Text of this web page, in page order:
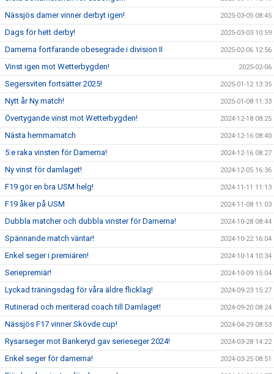
Nässjös damer vinner derbyt igen! 2025-03-05 08:45
Dags för hett derby! 2025-03-03 10:59
Damerna fortfarande obesegrade i division II 2025-02-06 12:56
Vinst igen mot Wetterbygden! 2025-02-06
Segersviten fortsätter 2025! 2025-01-12 13:35
Nytt år Ny match! 2025-01-08 11:33
Övertygande vinst mot Wetterbygden! 2024-12-18 08:25
Nästa hemmamatch 2024-12-16 08:40
5:e raka vinsten för Damerna! 2024-12-16 08:27
Ny vinst för damlaget! 2024-12-05 16:36
F19 gör en bra USM helg! 2024-11-11 11:13
F19 åker på USM 2024-11-08 11:03
Dubbla matcher och dubbla vinster för Damerna! 2024-10-28 08:44
Spännande match väntar! 2024-10-22 16:04
Enkel seger i premiären! 2024-10-14 10:34
Seriepremiär! 2024-10-09 15:04
Lyckad träningsdag för våra äldre flicklag! 2024-09-23 15:27
Rutinerad och meriterad coach till Damlaget! 2024-09-20 08:24
Nässjös F17 vinner Skövde cup! 2024-04-29 08:53
Rysarseger mot Bankeryd gav serieseger 2024! 2024-03-28 14:22
Enkel seger för damerna! 2024-03-25 08:51